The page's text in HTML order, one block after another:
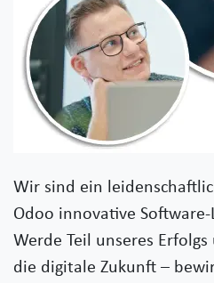
Wir sind ein
Odoo innovative Software-
Werde Teil unseres
die digitale Zukunft –